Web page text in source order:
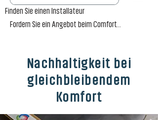
Finden Sie einen Installateur
Fordern Sie ein Angebot beim Comfort-Händler an
Nachhaltigkeit bei
gleichbleibendem
Komfort